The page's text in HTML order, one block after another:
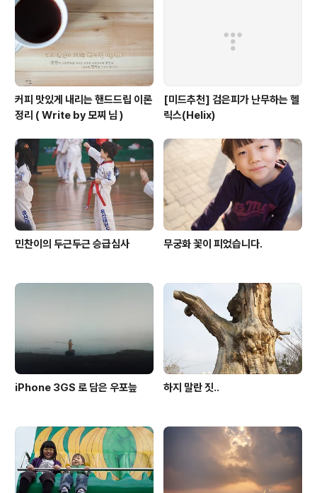
커피 맛있게 내리는 핸드드립 이론
정리 ( Write by 모찌 님 )
[미드추천] 검은피가 난무하는 헬
릭스(Helix)
민찬이의 두근두근 승급심사 무궁화 꽃이 피었습니다.
iPhone 3GS 로 담은 우포늪 하지 말란 짓..